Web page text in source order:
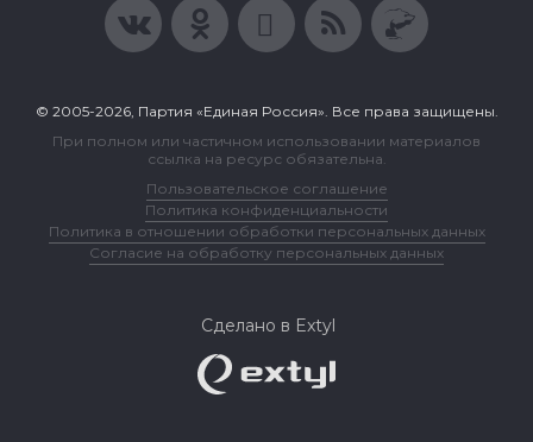
© 2005-2026, Партия «Единая Россия». Все права защищены.
При полном или частичном использовании материалов
ссылка на ресурс обязательна.
Пользовательское соглашение
Политика конфиденциальности
Политика в отношении обработки персональных данных
Согласие на обработку персональных данных
Сделано в Extyl